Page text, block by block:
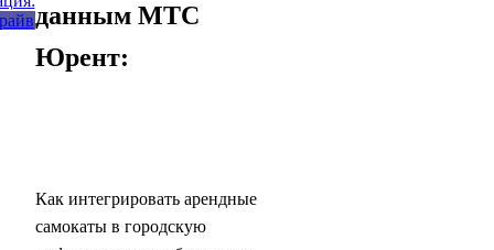
данным МТС
Юрент:
Как интегрировать арендные
самокаты в городскую